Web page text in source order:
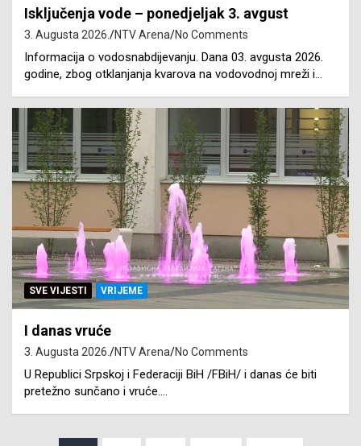
Isključenja vode – ponedjeljak 3. avgust
3. Augusta 2026. NTV Arena No Comments
Informacija o vodosnabdijevanju. Dana 03. avgusta 2026.
godine, zbog otklanjanja kvarova na vodovodnoj mreži i…
SVE VIJESTI VRIJEME
I danas vruće
3. Augusta 2026. NTV Arena No Comments
U Republici Srpskoj i Federaciji BiH /FBiH/ i danas će biti
pretežno sunčano i vruće.…